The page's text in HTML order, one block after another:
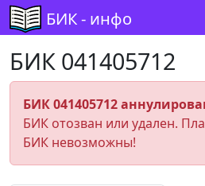
БИК - инфо
БИК 041405712
БИК 041405712
БИК отозван или удален.
БИК невозможны!